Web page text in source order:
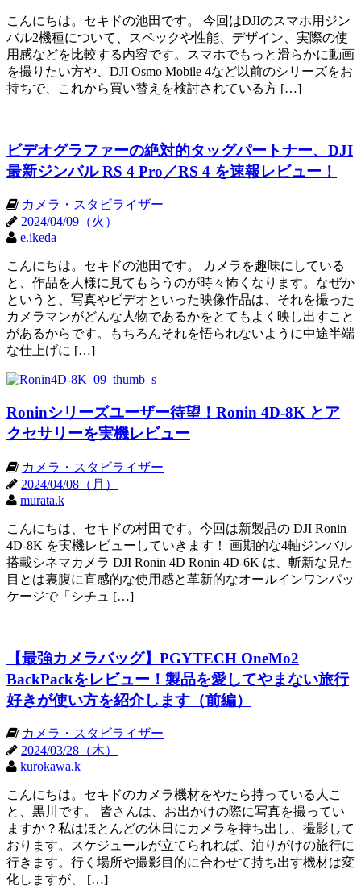
こんにちは。セキドの池田です。 今回はDJIのスマホ用ジン
バル2機種について、スペックや性能、デザイン、実際の使
用感などを比較する内容です。スマホでもっと滑らかに動画
を撮りたい方や、DJI Osmo Mobile 4など以前のシリーズをお
持ちで、これから買い替えを検討されている方 […]
ビデオグラファーの絶対的タッグパートナー、DJI
最新ジンバル RS 4 Pro／RS 4 を速報レビュー！
カメラ・スタビライザー
2024/04/09（火）
e.ikeda
こんにちは。セキドの池田です。 カメラを趣味にしている
と、作品を人様に見てもらうのが時々怖くなります。なぜか
というと、写真やビデオといった映像作品は、それを撮った
カメラマンがどんな人物であるかをとてもよく映し出すこと
があるからです。もちろんそれを悟られないように中途半端
な仕上げに […]
Roninシリーズユーザー待望！Ronin 4D-8K とア
クセサリーを実機レビュー
カメラ・スタビライザー
2024/04/08（月）
murata.k
こんにちは、セキドの村田です。今回は新製品の DJI Ronin
4D-8K を実機レビューしていきます！ 画期的な4軸ジンバル
搭載シネマカメラ DJI Ronin 4D Ronin 4D-6K は、斬新な見た
目とは裏腹に直感的な使用感と革新的なオールインワンパッ
ケージで「シチュ […]
【最強カメラバッグ】PGYTECH OneMo2
BackPackをレビュー！製品を愛してやまない旅行
好きが使い方を紹介します（前編）
カメラ・スタビライザー
2024/03/28（木）
kurokawa.k
こんにちは。セキドのカメラ機材をやたら持っている人こ
と、黒川です。 皆さんは、お出かけの際に写真を撮ってい
ますか？私はほとんどの休日にカメラを持ち出し、撮影して
おります。スケジュールが立てられれば、泊りがけの旅行に
行きます。行く場所や撮影目的に合わせて持ち出す機材は変
化しますが、 […]